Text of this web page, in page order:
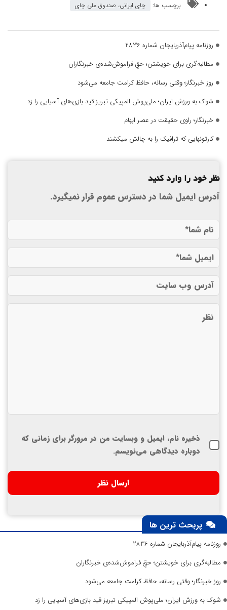
برچسب ها: چای ایرانی، صندوق ملی چای
روزنامه پیام‌آذربایجان شماره 2836
مطالبه‌گری برای خویشتن؛ حقِ فراموش‌شده‌ی خبرنگاران
روز خبرنگار؛ وقتی رسانه، حافظ کرامت جامعه می‌شود
شوک به ورزش ایران؛ ملی‌پوش المپیکی تبریز قید بازی‌های آسیایی را زد
خبرنگار؛ راوی حقیقت در عصر ابهام
کارتونهایی که ترافیک را به چالش میکشند
نظر خود را وارد کنید
آدرس ایمیل شما در دسترس عموم قرار نمیگیرد.
ذخیره نام، ایمیل و وبسایت من در مرورگر برای زمانی که
دوباره دیدگاهی می‌نویسم.
پربحث ترین ها
روزنامه پیام‌آذربایجان شماره 2836
مطالبه‌گری برای خویشتن؛ حقِ فراموش‌شده‌ی خبرنگاران
روز خبرنگار؛ وقتی رسانه، حافظ کرامت جامعه می‌شود
شوک به ورزش ایران؛ ملی‌پوش المپیکی تبریز قید بازی‌های آسیایی را زد